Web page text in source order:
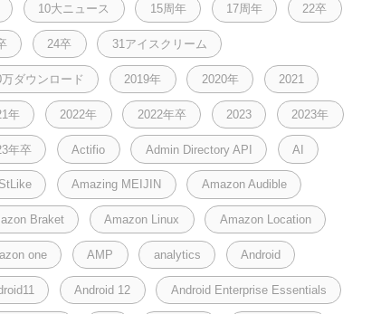
10大ニュース 15周年 17周年 22卒
24卒 31アイスクリーム
万ダウンロード 2019年 2020年 2021
年 2022年 2022年卒 2023 2023年
年卒 Actifio Admin Directory API AI
Amazing MEIJIN Amazon Audible
Braket Amazon Linux Amazon Location
one AMP analytics Android
Android 12 Android Enterprise Essentials